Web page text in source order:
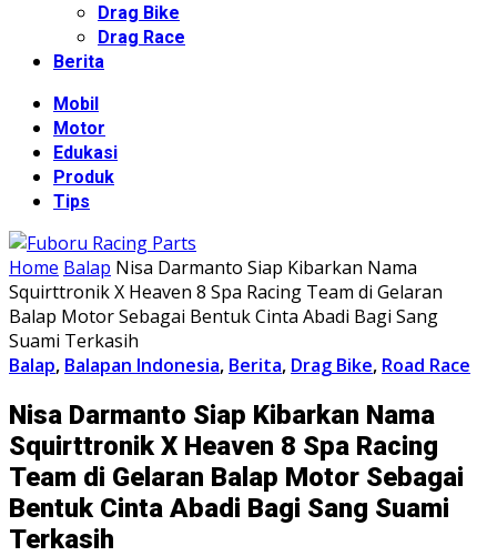
Drag Bike
Drag Race
Berita
Mobil
Motor
Edukasi
Produk
Tips
Home Balap Nisa Darmanto Siap Kibarkan Nama
Squirttronik X Heaven 8 Spa Racing Team di Gelaran
Balap Motor Sebagai Bentuk Cinta Abadi Bagi Sang
Suami Terkasih
Balap, Balapan Indonesia, Berita, Drag Bike, Road Race
Nisa Darmanto Siap Kibarkan Nama
Squirttronik X Heaven 8 Spa Racing
Team di Gelaran Balap Motor Sebagai
Bentuk Cinta Abadi Bagi Sang Suami
Terkasih